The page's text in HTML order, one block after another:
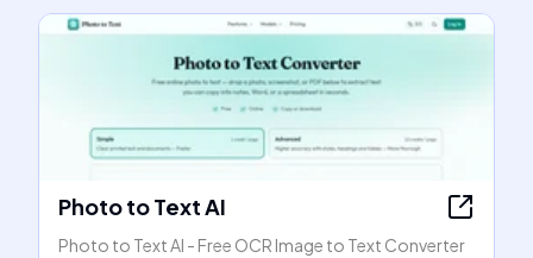
Photo to Text AI
Photo to Text AI - Free OCR Image to Text Converter